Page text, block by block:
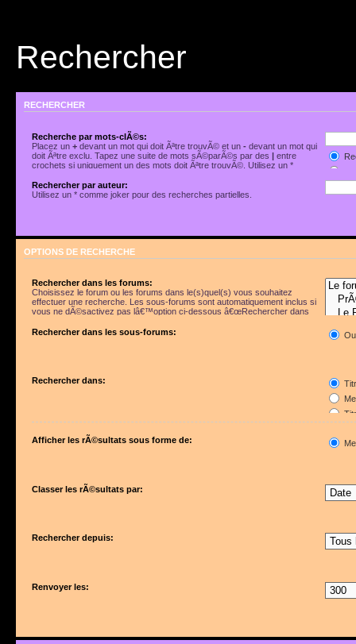
Rechercher
RECHERCHER
Recherche par mots-clÃ©s:
Placez un+ devant un mot qui doit Ãªtre trouvÃ© et un- devant un mot qui
doit Ãªtre exclu. Tapez une suite de mots sÃ©parÃ©s par des| entre
crochets si uniquement un des mots doit Ãªtre trouvÃ©. Utilisez un *
Rechercher par auteur:
Utilisez un * comme joker pour des recherches partielles.
OPTIONS DE RECHERCHE
Rechercher dans les forums:
Choisissez le forum ou les forums dans le(s)quel(s) vous souhaitez
effectuer une recherche. Les sous-forums sont automatiquement inclus si
vous ne dÃ©sactivez pas lâ€™option ci-dessous â€œRechercher dans
Rechercher dans les sous-forums:
Rechercher dans:
Afficher les rÃ©sultats sous forme de:
Classer les rÃ©sultats par:
Rechercher depuis:
Renvoyer les: